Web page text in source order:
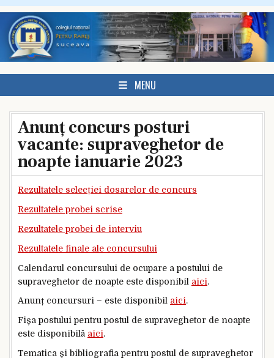
Skip to content
MENU
Anunț concurs posturi
vacante: supraveghetor de
noapte ianuarie 2023
Rezultatele selecției dosarelor de concurs
Rezultatele probei scrise
Rezultatele probei de interviu
Rezultatele finale ale concursului
Calendarul concursului de ocupare a postului de
supraveghetor de noapte este disponibil aici.
Anunț concursuri – este disponibil aici.
Fișa postului pentru postul de supraveghetor de noapte
este disponibilă aici.
Tematica și bibliografia pentru postul de supraveghetor